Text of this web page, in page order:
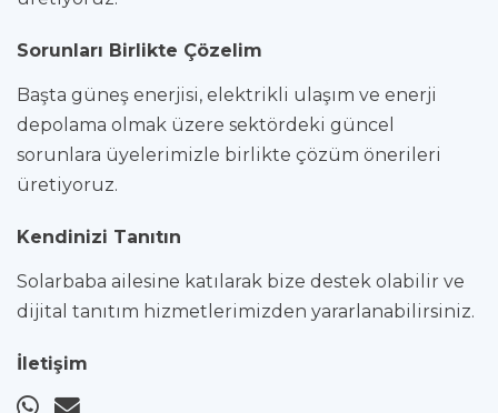
Sorunları Birlikte Çözelim
Başta güneş enerjisi, elektrikli ulaşım ve enerji
depolama olmak üzere sektördeki güncel
sorunlara üyelerimizle birlikte çözüm önerileri
üretiyoruz.
Kendinizi Tanıtın
Solarbaba ailesine katılarak bize destek olabilir ve
dijital tanıtım hizmetlerimizden yararlanabilirsiniz.
İletişim